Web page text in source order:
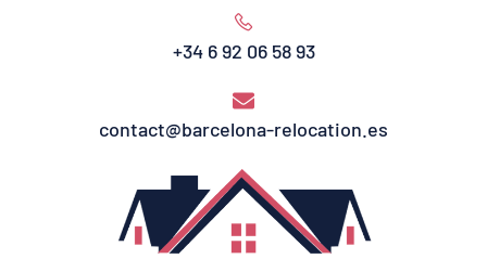
+34 6 92 06 58 93
contact@barcelona-relocation.es